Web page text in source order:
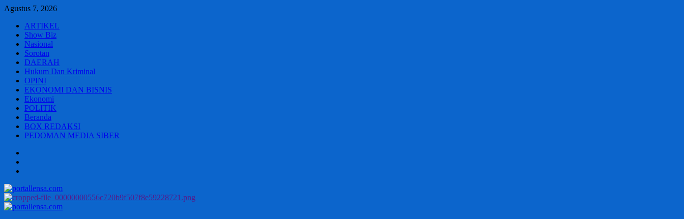
Skip
content
Agustus 7, 2026
ARTIKEL
Show Biz
Nasional
Sorotan
DAERAH
Hukum Dan Kriminal
OPINI
EKONOMI DAN BISNIS
Ekonomi
POLITIK
Beranda
BOX REDAKSI
PEDOMAN MEDIA SIBER
SIBER
Primary